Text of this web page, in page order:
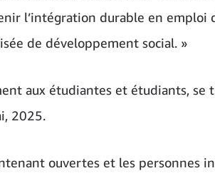
l’intégration durable en emploi
de développement social. »
aux étudiantes et étudiants, se
2025.
ouvertes et les personnes